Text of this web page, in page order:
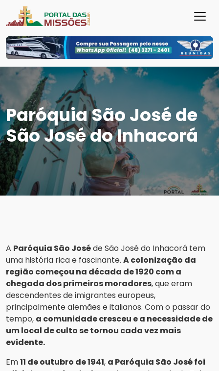
Paróquia São José de
São José do Inhacorá
A Paróquia São Joséde São José do Inhacorá tem
uma história rica e fascinante. A colonização da
região começou na década de 1920 com a
chegada dos primeiros moradores, que eram
descendentes de imigrantes europeus,
principalmente alemães e italianos. Com o passar do
tempo, a comunidade cresceu e a necessidade de
um local de culto se tornou cada vez mais
evidente.
Em11 de outubro de 1941, a Paróquia São José foi